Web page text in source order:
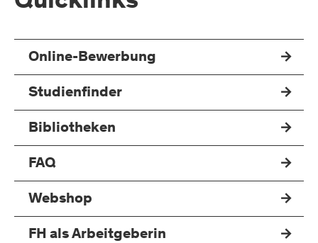
Online-Bewerbung
Studienfinder
Bibliotheken
FAQ
Webshop
FH als Arbeitgeberin